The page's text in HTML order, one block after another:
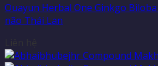
Ouayun Herbal One Ginkgo
não Thái Lan